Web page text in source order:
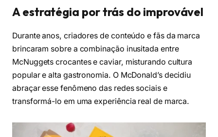
A estratégia por trás do improvável
Durante anos, criadores de conteúdo e fãs da marca
brincaram sobre a combinação inusitada entre
McNuggets crocantes e caviar, misturando cultura
popular e alta gastronomia. O McDonald’s decidiu
abraçar esse fenômeno das redes sociais e
transformá-lo em uma experiência real de marca.